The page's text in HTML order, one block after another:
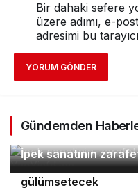
Bir dahaki sefere
üzere adımı, e-
adresimi bu
YORUM GÖNDER
Gündemden
İpek sanatının
Orhaneli’nin turizm
gülümsetecek
3
4